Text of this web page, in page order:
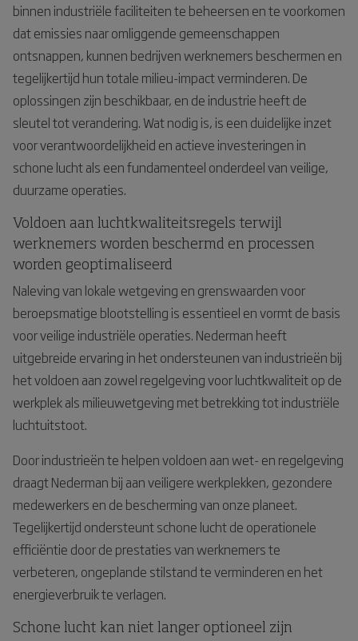
binnen industriële faciliteiten te beheersen en te voorkomen
dat emissies naar omliggende gemeenschappen
ontsnappen, kunnen bedrijven werknemers beschermen en
tegelijkertijd hun totale milieu-impact verminderen. De
oplossingen zijn beschikbaar, en de industrie heeft de
sleutel tot verandering. Wat nodig is, is een duidelijke inzet
voor verantwoordelijkheid en actieve investeringen in
schone lucht als een fundamenteel onderdeel van veilige,
duurzame operaties.
Voldoen aan luchtkwaliteitsregels terwijl
werknemers worden beschermd en processen
worden geoptimaliseerd
Naleving van lokale wetgeving en grenswaarden voor
beroepsmatige blootstelling is essentieel en vormt de basis
voor veilige industriële operaties. Nederman heeft
uitgebreide ervaring in het ondersteunen van industrieën bij
het voldoen aan zowel regelgeving voor luchtkwaliteit op de
werkplek als milieuwetgeving met betrekking tot industriële
luchtuitstoot.
Door industrieën te helpen voldoen aan wet- en regelgeving
draagt Nederman bij aan veiligere werkplekken, gezondere
medewerkers en de bescherming van onze planeet.
Tegelijkertijd ondersteunt schone lucht de operationele
efficiëntie door de prestaties van werknemers te
verbeteren, ongeplande stilstand te verminderen en het
energieverbruik te verlagen.
Schone lucht kan niet langer optioneel zijn